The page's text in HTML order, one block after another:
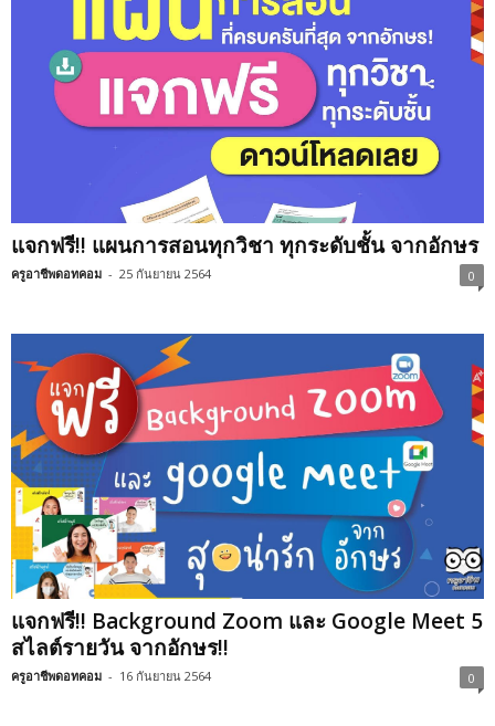
แจกฟรี!! แผนการสอนทุกวิชา ทุกระดับชั้น จากอักษร
ครูอาชีพดอทคอม - 25 กันยายน 2564 0
แจกฟรี!! Background Zoom และ Google Meet 5
สไลต์รายวัน จากอักษร!!
ครูอาชีพดอทคอม - 16 กันยายน 2564 0